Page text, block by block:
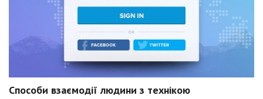
Способи взаємодії людини з технікою